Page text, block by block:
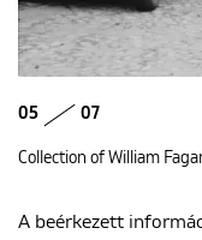
05 07
Collection of William
A beérkezett